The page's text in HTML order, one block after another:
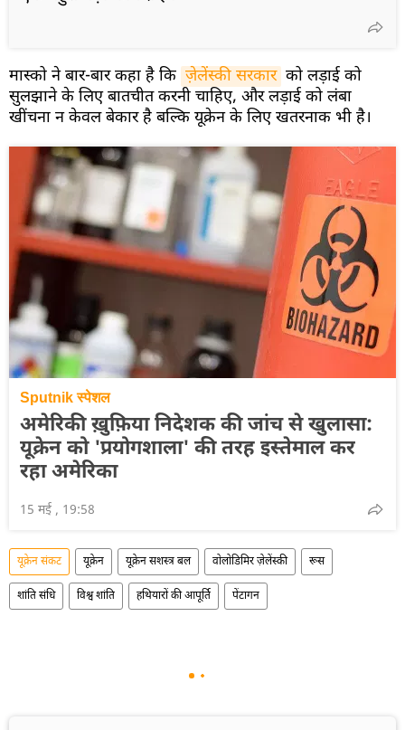
मास्को ने बार-बार कहा है कि ज़ेलेंस्की सरकार को लड़ाई को
सुलझाने के लिए बातचीत करनी चाहिए, और लड़ाई को लंबा
खींचना न केवल बेकार है बल्कि यूक्रेन के लिए खतरनाक भी है।
Sputnik स्पेशल
अमेरिकी ख़ुफ़िया निदेशक की जांच से खुलासा:
यूक्रेन को 'प्रयोगशाला' की तरह इस्तेमाल कर
रहा अमेरिका
15 मई , 19:58
यूक्रेन संकट यूक्रेन यूक्रेन सशस्त्र बल वोलोडिमिर ज़ेलेंस्की रूस
शांति संधि विश्व शांति हथियारों की आपूर्ति पेंटागन